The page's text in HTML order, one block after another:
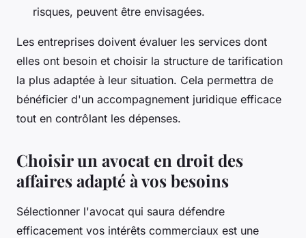
risques, peuvent être envisagées.
Les entreprises doivent évaluer les services dont
elles ont besoin et choisir la structure de tarification
la plus adaptée à leur situation. Cela permettra de
bénéficier d'un accompagnement juridique efficace
tout en contrôlant les dépenses.
Choisir un avocat en droit des
affaires adapté à vos besoins
Sélectionner l'avocat qui saura défendre
efficacement vos intérêts commerciaux est une